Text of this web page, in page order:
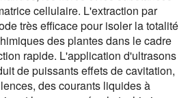
cellulaire. L'extraction par
très efficace pour isoler la totalité
des plantes dans le cadre
rapide. L'application d'ultrasons
de puissants effets de cavitation,
des courants liquides à